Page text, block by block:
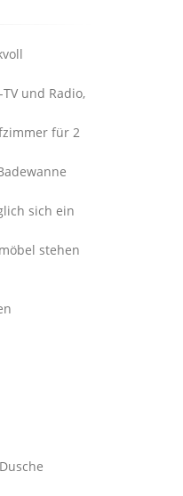
und Radio,
für 2
sich ein
stehen